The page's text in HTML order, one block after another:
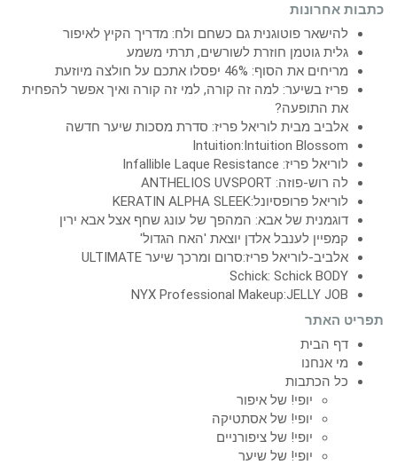
כתבות אחרונות
להישאר פוטוגנית גם כשחם ולח: מדריך הקיץ לאיפור
גלית גוטמן חוזרת לשורשים, תרתי משמע
מריחים את הסוף: 46% יפסלו אתכם על חולצה מיוזעת
פריז בשיער: למה זה קורה, למי זה קורה ואיך אפשר להפחית
את התופעה?
אלביב מבית לוריאל פריז: סדרת מסכות שיער חדשה
Intuition:Intuition Blossom
לוריאל פריז: Infallible Laque Resistance
לה רוש-פוזה: ANTHELIOS UVSPORT
לוריאל פרופסיונל:KERATIN ALPHA SLEEK
דוגמנית של אבא: המהפך של עונג שחף אצל אבא ירין
קמפיין לענבל אלדן יוצאת 'האח הגדול'
אלביב-לוריאל פריז:סרום ומרכך שיער ULTIMATE
Schick: Schick BODY
NYX Professional Makeup:JELLY JOB
תפריט האתר
דף הבית
מי אנחנו
כל הכתבות
יופי! של איפור
יופי! של אסתטיקה
יופי! של ציפורניים
יופי! של שיער